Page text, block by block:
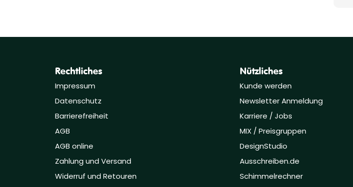
Rechtliches
Impressum
Datenschutz
Barrierefreiheit
AGB
AGB online
Zahlung und Versand
Widerruf und Retouren
Nützliches
Kunde werden
Newsletter Anmeldung
Karriere / Jobs
MIX / Preisgruppen
DesignStudio
Ausschreiben.de
Schimmelrechner